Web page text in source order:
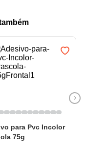
para Pvc Incolor
75g